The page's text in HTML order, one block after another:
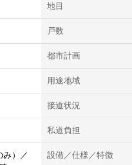
地目
戸数
都市計画
用途地域
接道状況
私道負担
み）／
設備／仕様／特徴